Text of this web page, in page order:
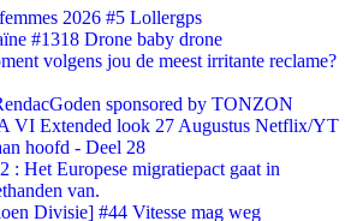
2026 #5 Lollergps
#1318 Drone baby drone
volgens jou de meest irritante reclame?
sponsored by TONZON
VI Extended look 27 Augustus Netflix/YT
hoofd - Deel 28
: Het Europese migratiepact gaat in
van.
Divisie] #44 Vitesse mag weg